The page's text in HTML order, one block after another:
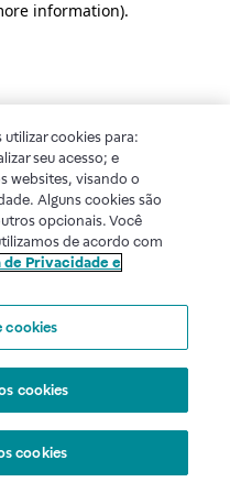
information).
cookies para:
seu acesso; e
websites, visando o
Alguns cookies são
opcionais. Você
de acordo com
de Privacidade e
cookies
cookies
cookies